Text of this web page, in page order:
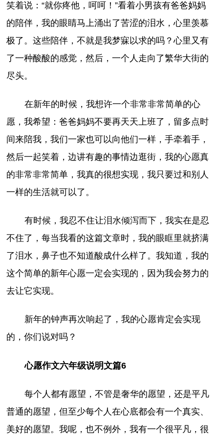
笑着说：“就你疼他，呵呵！”看着小男孩有爸爸妈妈
的陪伴，我的眼睛马上涌出了苦涩的泪水，心里羡慕
极了。这些陪伴，不就是我梦寐以求的吗？心里又有
了一种酸酸的感觉，然后，一个人走向了繁华大街的
尽头。
在新年的时候，我想许一个非常非常简单的心
愿，我希望：爸爸妈妈不要再天天上班了，留多点时
间来陪我，我们一家也可以向他们一样，手牵着手，
然后一起笑着，边讲有趣的事情边逛街，我的心愿真
的非常非常简单，我真的很想实现，我只要过和别人
一样的生活就可以了。
有时候，我忍不住让泪水倾泻而下，我实在是忍
不住了，每当我看的这篇文章时，我的眼眶里就挤满
了泪水，鼻子也不知道酸成什么样了。我知道，我的
这个简单的新年心愿一定会实现的，因为我会努力的
去让它实现。
新年的钟声再次响起了，我的心愿肯定会实现
的，你们说对吗？
心愿作文六年级说明文篇6
每个人都有愿望，不管是奢华的愿望，还是平凡
普通的愿望，但至少每个人在心底都会有一个真实、
美好的愿望。我呢，也不例外，我有一个很平凡，很